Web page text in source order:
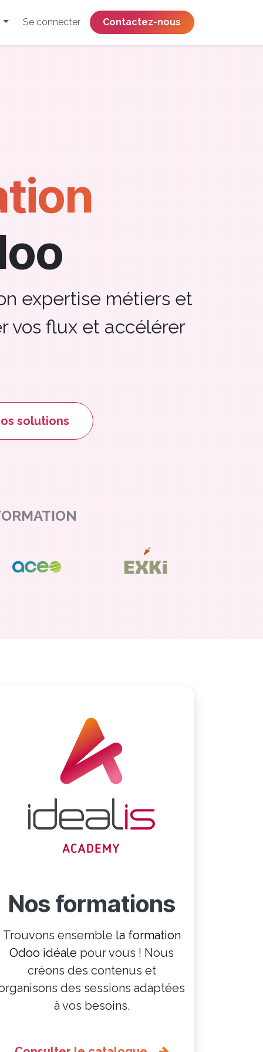
Se connecter ​​​​​​​​​​​​​​​​Contactez-nous
expertise métiers et
vos flux et accélérer
solution​​​​s​​
Nos formations
Trouvons ensemble la formation
Odoo idéale pour vous ! Nous
créons des contenus et
des sessions adaptées
à vos besoins.